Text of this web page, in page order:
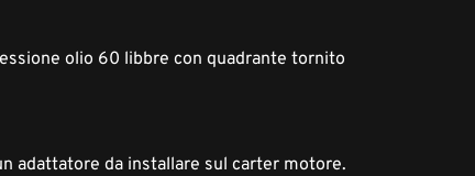
olio 60 libbre con quadrante tornito
adattatore da installare sul carter motore.